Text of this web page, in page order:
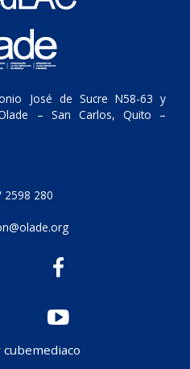
José de Sucre N58-63 y
– San Carlos, Quito –
2598 280